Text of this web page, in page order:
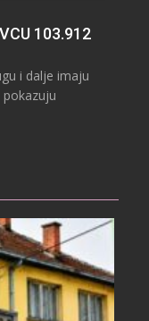
103.912
i dalje imaju
pokazuju